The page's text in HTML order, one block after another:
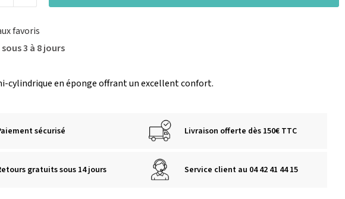
favoris
3 à 8 jours
cylindrique en éponge offrant un excellent confort.
sécurisé Livraison offerte dès 150€ TTC
gratuits sous 14 jours Service client au 04 42 41 44 15